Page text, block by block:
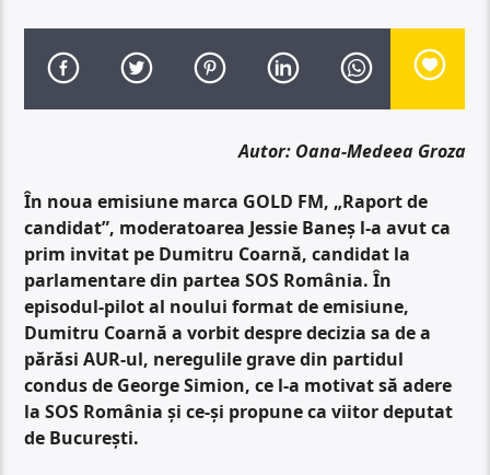
Autor: Oana-Medeea Groza
În noua emisiune marca GOLD FM, „Raport de
candidat”, moderatoarea Jessie Baneș l-a avut ca
prim invitat pe Dumitru Coarnă, candidat la
parlamentare din partea SOS România. În
episodul-pilot al noului format de emisiune,
Dumitru Coarnă a vorbit despre decizia sa de a
părăsi AUR-ul, neregulile grave din partidul
condus de George Simion, ce l-a motivat să adere
la SOS România și ce-și propune ca viitor deputat
de București.